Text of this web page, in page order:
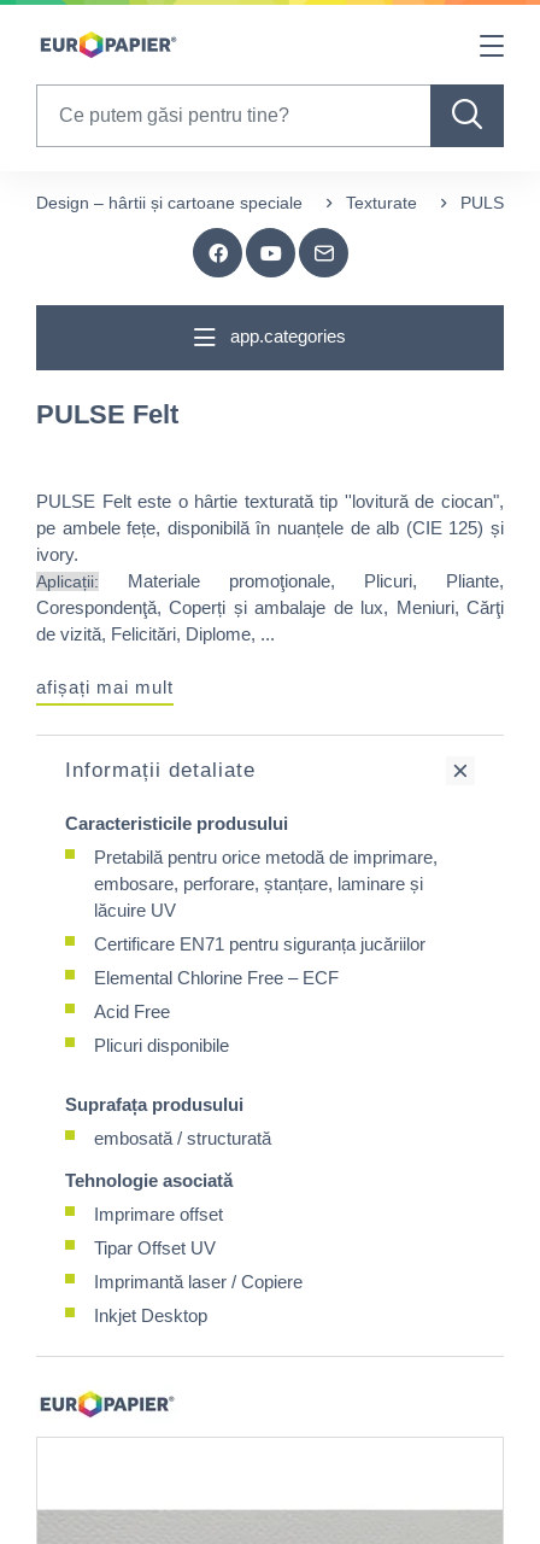
Table Of Content
Design – hârtii și cartoane speciale Texturate PULSE
app.categories
PULSE Felt
PULSE Felt este o hârtie texturată tip ''lovitură de ciocan",
pe ambele fețe, disponibilă în nuanțele de alb (CIE 125) și
ivory.
Aplicații:
Materiale promoţionale, Plicuri, Pliante,
Corespondenţă, Coperți și ambalaje de lux, Meniuri, Cărţi
de vizită, Felicitări, Diplome, ...
afișați mai mult
Informații detaliate
Caracteristicile produsului
Pretabilă pentru orice metodă de imprimare,
embosare, perforare, ștanțare, laminare și
lăcuire UV
Certificare EN71 pentru siguranța jucăriilor
Elemental Chlorine Free – ECF
Acid Free
Plicuri disponibile
Suprafața produsului
embosată / structurată
Tehnologie asociată
Imprimare offset
Tipar Offset UV
Imprimantă laser / Copiere
Inkjet Desktop